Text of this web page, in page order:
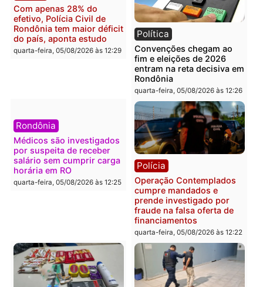
Confronto durante
operação termina com
foragido baleado e grande
apreensão de drogas
quarta-feira, 05/08/2026 às 12:42
Flávio Bolsonaro escolhe
Alfredo Gaspar para vice
em chapa pura do PL
quarta-feira, 05/08/2026 às
Polícia
Furto de energia já levou
mais de 80 para a prisão
em 2026
quarta-feira, 05/08/2026 às 12:31
Política
Justiça Eleitoral manda
retirar propaganda de
Fúria após convenção
quarta-feira, 05/08/2026 às
Com apenas 28% do
efetivo, Polícia Civil de
Rondônia tem maior déficit
do país, aponta estudo
Política